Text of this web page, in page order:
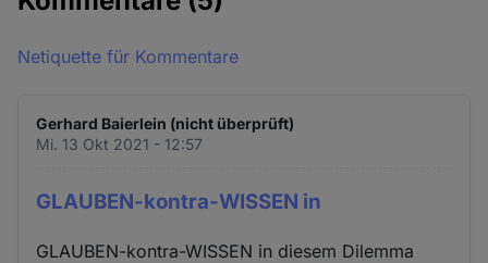
Netiquette für Kommentare
Gerhard Baierlein (nicht überprüft)
Mi. 13 Okt 2021 - 12:57
GLAUBEN-kontra-WISSEN in
GLAUBEN-kontra-WISSEN in diesem Dilemma